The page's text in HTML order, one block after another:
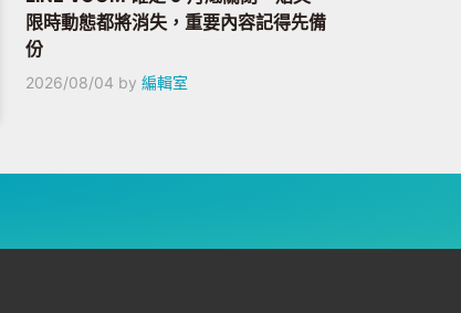
限時動態都將消失，重要內容記得先備
份
2026/08/04 by 編輯室